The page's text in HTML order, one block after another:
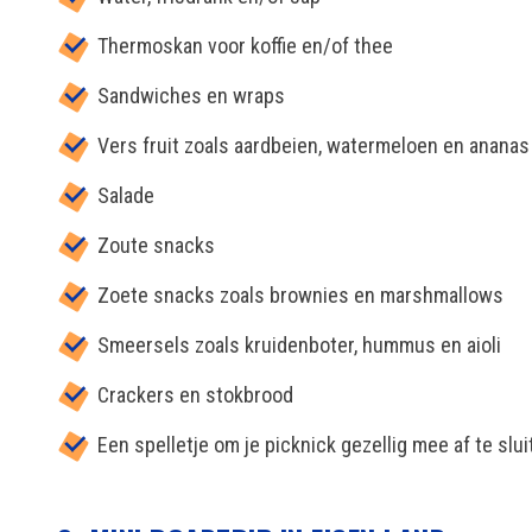
Thermoskan voor koffie en/of thee
Sandwiches en wraps
Vers fruit zoals aardbeien, watermeloen en ananas
Salade
Zoute snacks
Zoete snacks zoals brownies en marshmallows
Smeersels zoals kruidenboter, hummus en aioli
Crackers en stokbrood
Een spelletje om je picknick gezellig mee af te